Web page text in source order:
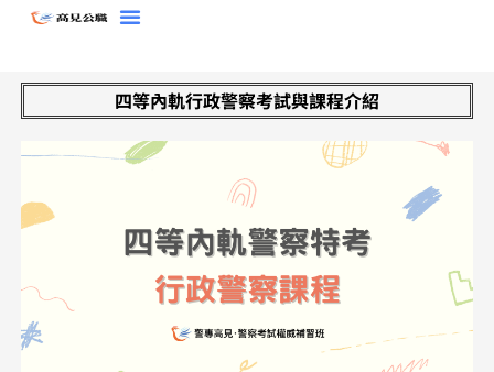
四等內軌行政警察考試與課程介紹